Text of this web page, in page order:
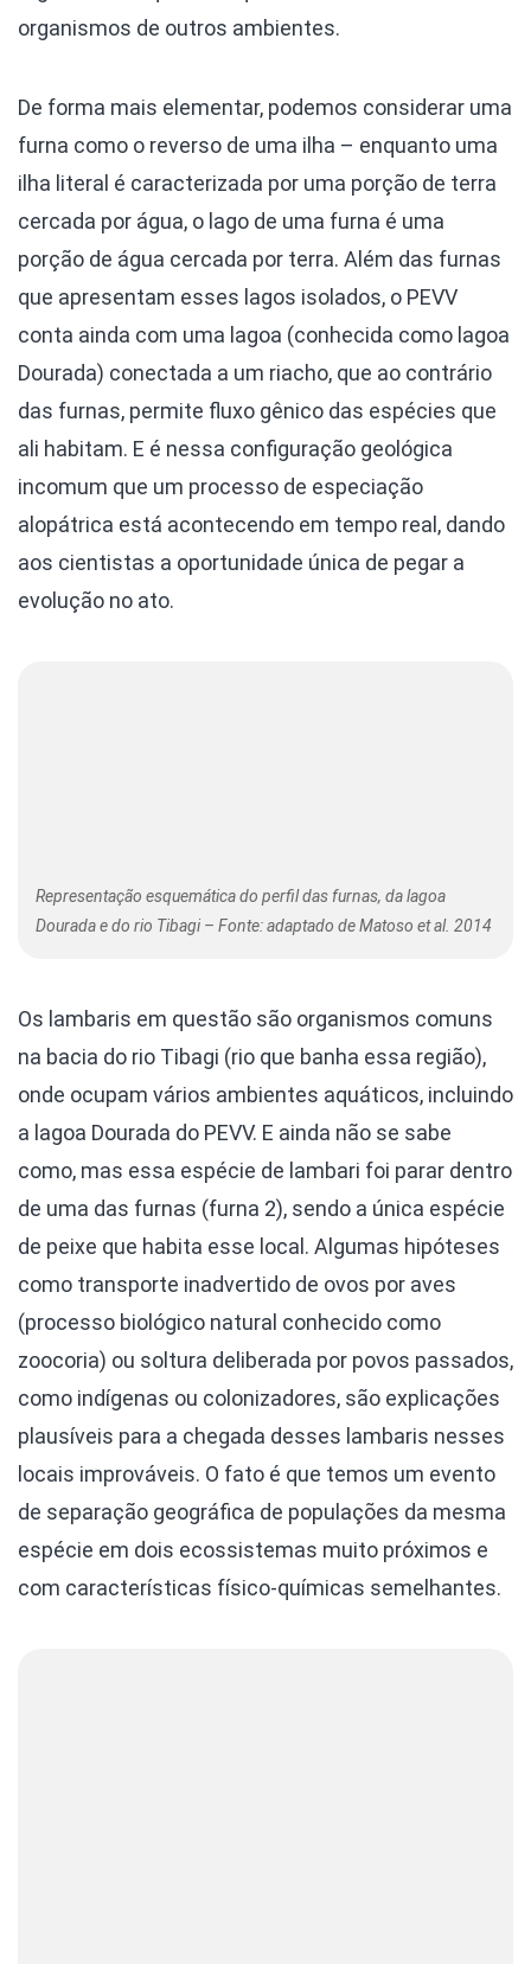
organismos de outros ambientes.
De forma mais elementar, podemos considerar uma
furna como o reverso de uma ilha – enquanto uma
ilha literal é caracterizada por uma porção de terra
cercada por água, o lago de uma furna é uma
porção de água cercada por terra. Além das furnas
que apresentam esses lagos isolados, o PEVV
conta ainda com uma lagoa (conhecida como lagoa
Dourada) conectada a um riacho, que ao contrário
das furnas, permite fluxo gênico das espécies que
ali habitam. E é nessa configuração geológica
incomum que um processo de especiação
alopátrica está acontecendo em tempo real, dando
aos cientistas a oportunidade única de pegar a
evolução no ato.
Representação esquemática do perfil das furnas, da lagoa
Dourada e do rio Tibagi – Fonte: adaptado de Matoso et al. 2014
Os lambaris em questão são organismos comuns
na bacia do rio Tibagi (rio que banha essa região),
onde ocupam vários ambientes aquáticos, incluindo
a lagoa Dourada do PEVV. E ainda não se sabe
como, mas essa espécie de lambari foi parar dentro
de uma das furnas (furna 2), sendo a única espécie
de peixe que habita esse local. Algumas hipóteses
como transporte inadvertido de ovos por aves
(processo biológico natural conhecido como
zoocoria) ou soltura deliberada por povos passados,
como indígenas ou colonizadores, são explicações
plausíveis para a chegada desses lambaris nesses
locais improváveis. O fato é que temos um evento
de separação geográfica de populações da mesma
espécie em dois ecossistemas muito próximos e
com características físico-químicas semelhantes.